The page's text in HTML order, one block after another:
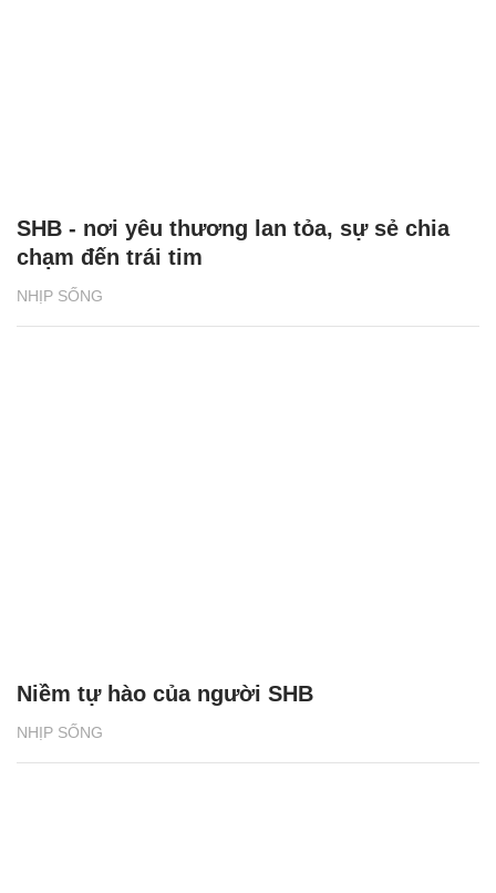
NHỊP SỐNG
SHB - nơi yêu thương lan tỏa, sự sẻ chia
chạm đến trái tim
NHỊP SỐNG
Niềm tự hào của người SHB